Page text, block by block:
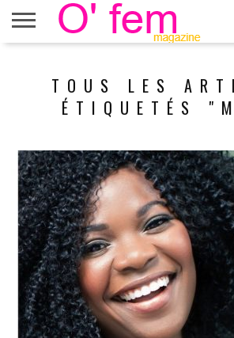
ÉTOILES
MENUS
TOUS LES
ÉTIQUETÉS